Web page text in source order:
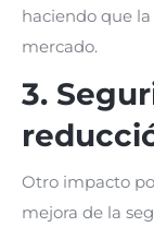
haciendo que
mercado.
3.
Otro impacto
mejora de la